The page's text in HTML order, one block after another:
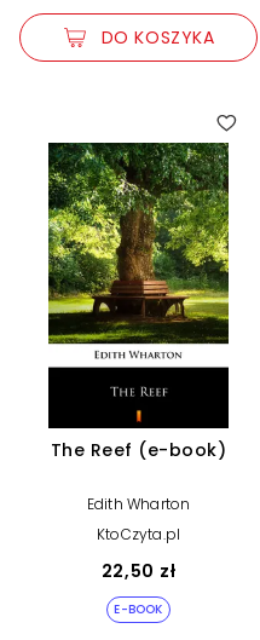
DO KOSZYKA
The Reef (e-book)
Edith Wharton
KtoCzyta.pl
22,50 zł
E-BOOK